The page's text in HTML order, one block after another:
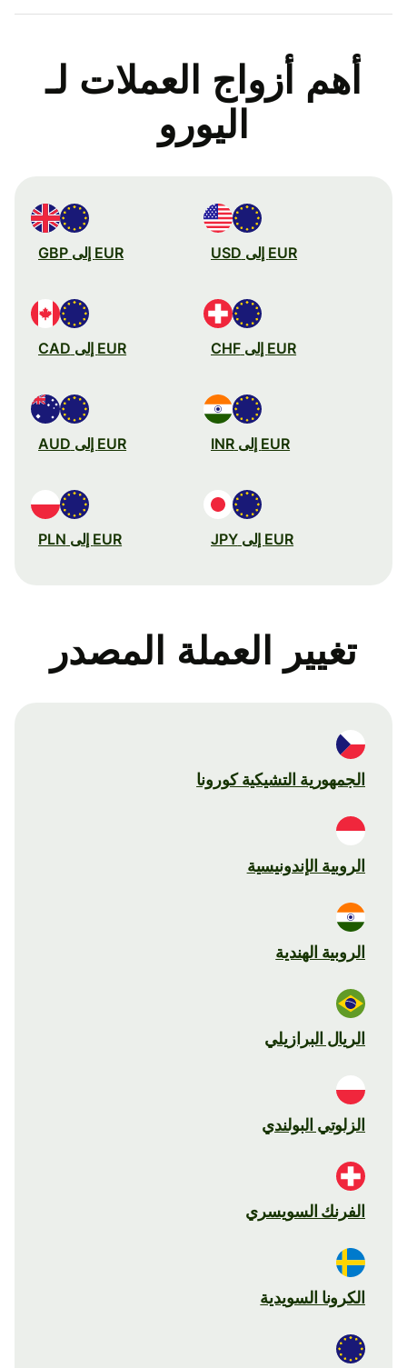
أهم أزواج العملات لـ
اليورو
EUR إلى USD EUR إلى GBP
EUR إلى CHF EUR إلى CAD
EUR إلى INR EUR إلى AUD
EUR إلى JPY EUR إلى PLN
تغيير العملة المصدر
الجمهورية التشيكية كورونا
الروبية الإندونيسية
الروبية الهندية
الريال البرازيلي
الزلوتي البولندي
الفرنك السويسري
الكرونا السويدية